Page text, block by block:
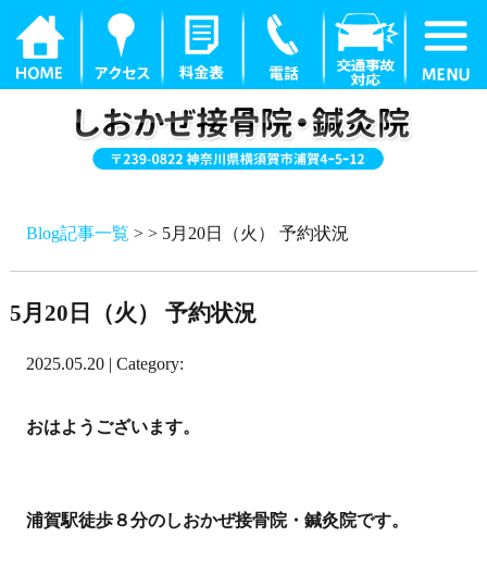
Blog記事一覧 > > 5月20日（火） 予約状況
5月20日（火） 予約状況
2025.05.20 | Category:
おはようございます。
浦賀駅徒歩８分のしおかぜ接骨院・鍼灸院です。